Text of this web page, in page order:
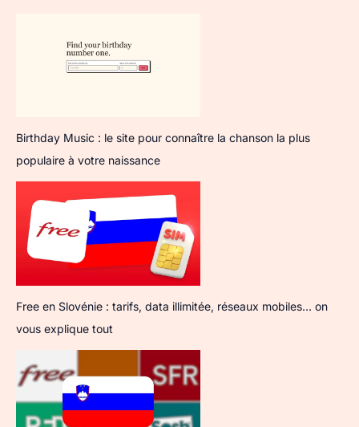
Birthday Music : le site pour connaître la chanson la plus
populaire à votre naissance
Free en Slovénie : tarifs, data illimitée, réseaux mobiles… on
vous explique tout